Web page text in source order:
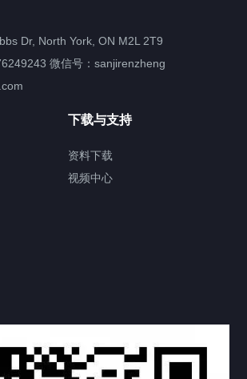
认证程序费用
Dr, North York, ON M2L 2T9
微信号：sanjirenzheng
下载与支持
资料下载
视频中心